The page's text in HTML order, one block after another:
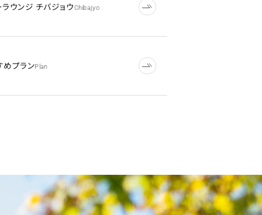
ラウンジ チバジョウChibajyo
めプランPlan